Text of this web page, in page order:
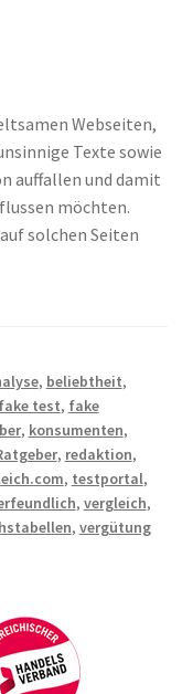
Webseiten,
Texte sowie
auffallen und damit
möchten.
solchen Seiten
, beliebtheit,
fake test, fake
, konsumenten,
, redaktion,
, testportal,
, vergleich,
, vergütung